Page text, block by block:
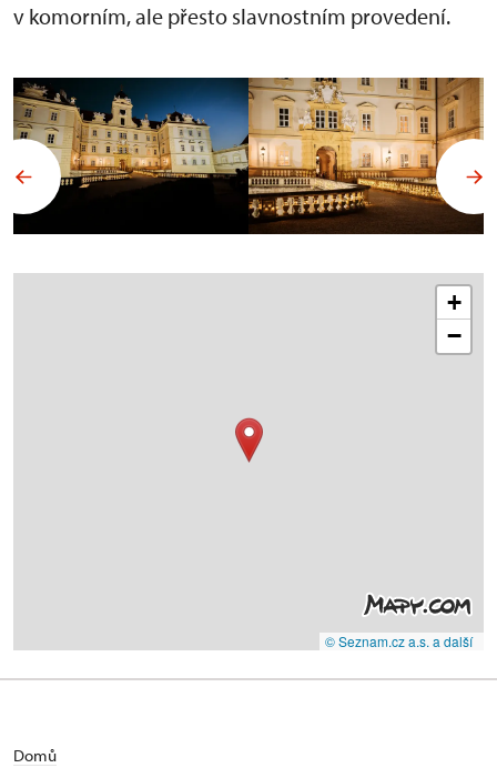
v komorním, ale přesto slavnostním provedení.
+
−
© Seznam.cz a.s. a další
Domů